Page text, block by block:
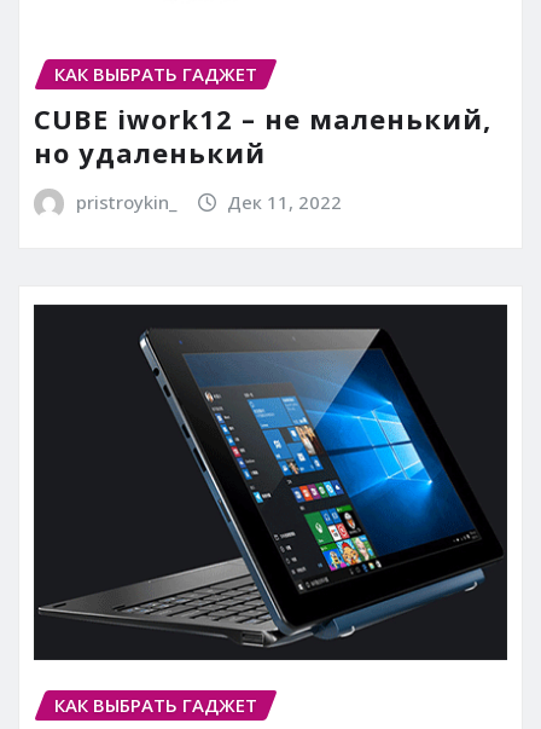
КАК ВЫБРАТЬ ГАДЖЕТ
CUBE iwork12 – не маленький,
но удаленький
pristroykin_ Дек 11, 2022
КАК ВЫБРАТЬ ГАДЖЕТ